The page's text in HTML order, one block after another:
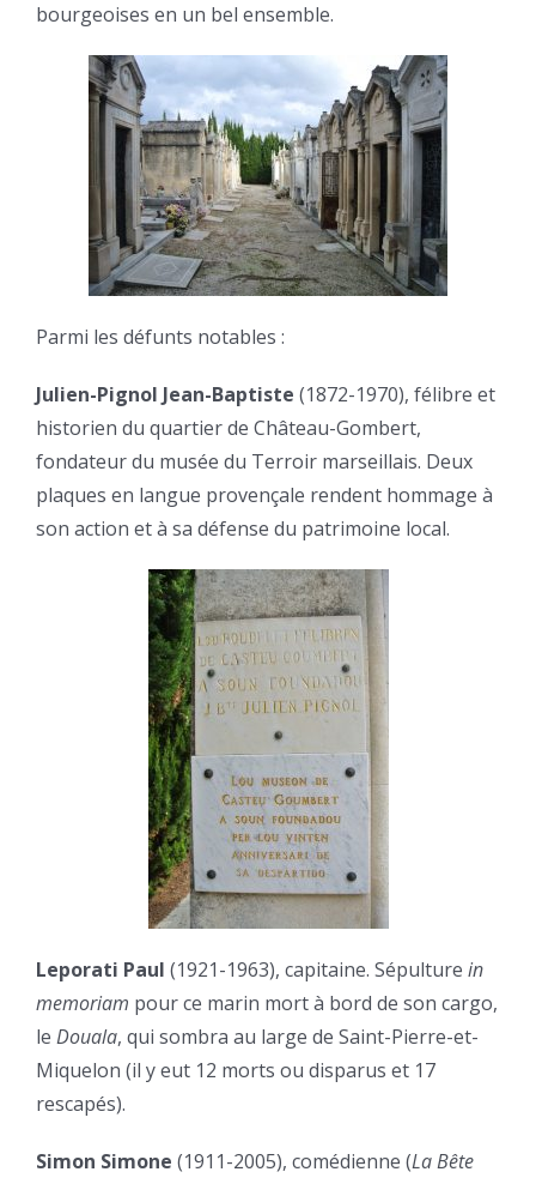
bourgeoises en un bel ensemble.
Parmi les défunts notables :
Julien-Pignol Jean-Baptiste (1872-1970), félibre et
historien du quartier de Château-Gombert,
fondateur du musée du Terroir marseillais. Deux
plaques en langue provençale rendent hommage à
son action et à sa défense du patrimoine local.
Leporati Paul (1921-1963), capitaine. Sépulture in
memoriam pour ce marin mort à bord de son cargo,
le Douala, qui sombra au large de Saint-Pierre-et-
Miquelon (il y eut 12 morts ou disparus et 17
rescapés).
Simon Simone (1911-2005), comédienne (La Bête